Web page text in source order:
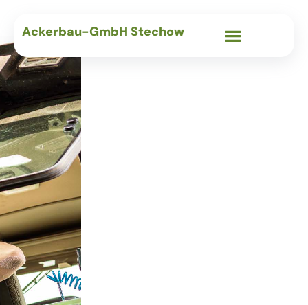
Ackerbau-GmbH Stechow